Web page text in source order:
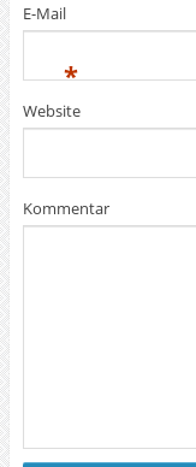
E-Mail
*
Website
Kommentar